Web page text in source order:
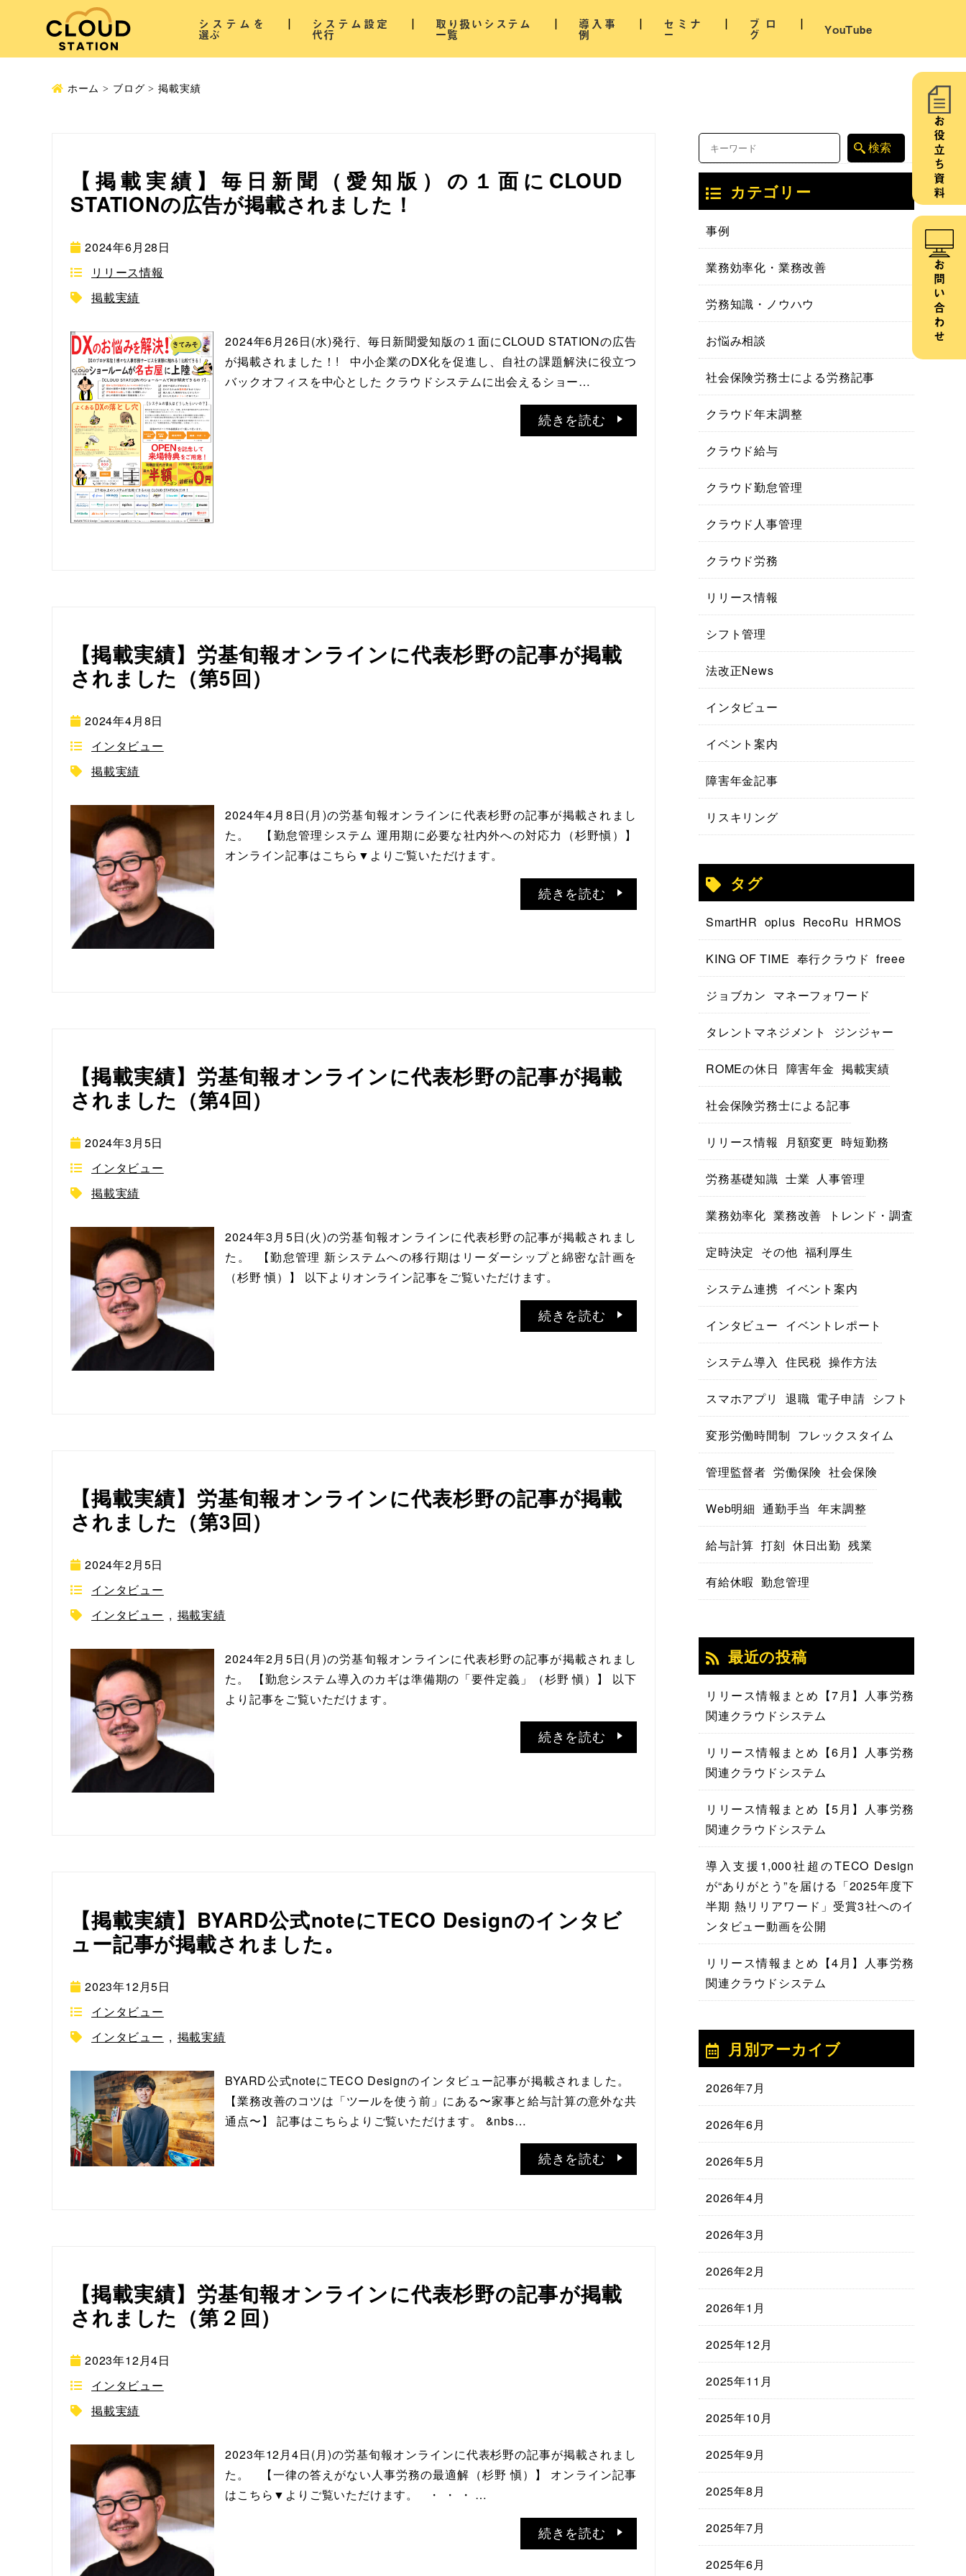
システムを
選ぶ
システム設定
代行
取り扱いシステム
一覧
導入事
例
セミナ
ー
ブロ
グ YouTube
お役立ち資料
お問い合わせ
ホーム ブログ 掲載実績
【掲載実績】毎日新聞（愛知版）の１面にCLOUD
STATIONの広告が掲載されました！
2024年6月28日
リリース情報
掲載実績
2024年6月26日(水)発行、毎日新聞愛知版の１面にCLOUD STATIONの広告
が掲載されました！! 中小企業のDX化を促進し、自社の課題解決に役立つ
バックオフィスを中心とした クラウドシステムに出会えるショー…
続きを読む
【掲載実績】労基旬報オンラインに代表杉野の記事が掲載
されました（第5回）
2024年4月8日
インタビュー
掲載実績
2024年4月8日(月)の労基旬報オンラインに代表杉野の記事が掲載されまし
た。 【勤怠管理システム 運用期に必要な社内外への対応力（杉野愼）】
オンライン記事はこちら▼よりご覧いただけます。
続きを読む
【掲載実績】労基旬報オンラインに代表杉野の記事が掲載
されました（第4回）
2024年3月5日
インタビュー
掲載実績
2024年3月5日(火)の労基旬報オンラインに代表杉野の記事が掲載されまし
た。 【勤怠管理 新システムへの移行期はリーダーシップと綿密な計画を
（杉野 愼）】 以下よりオンライン記事をご覧いただけます。
続きを読む
【掲載実績】労基旬報オンラインに代表杉野の記事が掲載
されました（第3回）
2024年2月5日
インタビュー
インタビュー , 掲載実績
2024年2月5日(月)の労基旬報オンラインに代表杉野の記事が掲載されまし
た。 【勤怠システム導入のカギは準備期の「要件定義」（杉野 愼）】 以下
より記事をご覧いただけます。
続きを読む
【掲載実績】BYARD公式noteにTECO Designのインタビ
ュー記事が掲載されました。
2023年12月5日
インタビュー
インタビュー , 掲載実績
BYARD公式noteにTECO Designのインタビュー記事が掲載されました。
【業務改善のコツは「ツールを使う前」にある〜家事と給与計算の意外な共
通点〜】 記事はこちらよりご覧いただけます。 &nbs…
続きを読む
【掲載実績】労基旬報オンラインに代表杉野の記事が掲載
されました（第２回）
2023年12月4日
インタビュー
掲載実績
2023年12月4日(月)の労基旬報オンラインに代表杉野の記事が掲載されまし
た。 【一律の答えがない人事労務の最適解（杉野 愼）】 オンライン記事
はこちら▼よりご覧いただけます。 ・ ・ ・ …
続きを読む
カテゴリー
事例
業務効率化・業務改善
労務知識・ノウハウ
お悩み相談
社会保険労務士による労務記事
クラウド年末調整
クラウド給与
クラウド勤怠管理
クラウド人事管理
クラウド労務
リリース情報
シフト管理
法改正News
インタビュー
イベント案内
障害年金記事
リスキリング
タグ
SmartHR oplus RecoRu HRMOS
KING OF TIME 奉行クラウド freee
ジョブカン マネーフォワード
タレントマネジメント ジンジャー
ROMEの休日 障害年金 掲載実績
社会保険労務士による記事
リリース情報 月額変更 時短勤務
労務基礎知識 士業 人事管理
業務効率化 業務改善 トレンド・調査
定時決定 その他 福利厚生
システム連携 イベント案内
インタビュー イベントレポート
システム導入 住民税 操作方法
スマホアプリ 退職 電子申請 シフト
変形労働時間制 フレックスタイム
管理監督者 労働保険 社会保険
Web明細 通勤手当 年末調整
給与計算 打刻 休日出勤 残業
有給休暇 勤怠管理
最近の投稿
リリース情報まとめ【7月】人事労務
関連クラウドシステム
リリース情報まとめ【6月】人事労務
関連クラウドシステム
リリース情報まとめ【5月】人事労務
関連クラウドシステム
導入支援1,000社超のTECO Design
が“ありがとう”を届ける「2025年度下
半期 熱リリアワード」受賞3社へのイ
ンタビュー動画を公開
リリース情報まとめ【4月】人事労務
関連クラウドシステム
月別アーカイブ
2026年7月
2026年6月
2026年5月
2026年4月
2026年3月
2026年2月
2026年1月
2025年12月
2025年11月
2025年10月
2025年9月
2025年8月
2025年7月
2025年6月